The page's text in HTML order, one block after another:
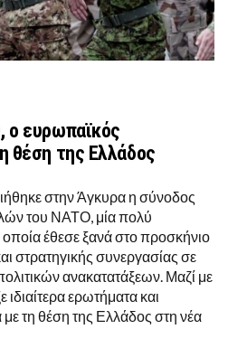
ο ευρωπαϊκός
θέση της Ελλάδος
στην Άγκυρα η σύνοδος
του ΝΑΤΟ, μία πολύ
έθεσε ξανά στο προσκήνιο
στρατηγικής συνεργασίας σε
ανακατατάξεων. Μαζί με
ερωτήματα και
τη θέση της Ελλάδος στη νέα